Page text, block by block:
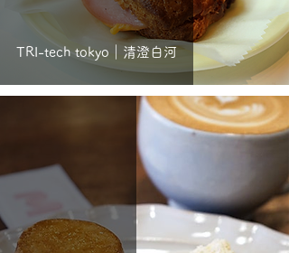
TRI-tech tokyo｜清澄白河